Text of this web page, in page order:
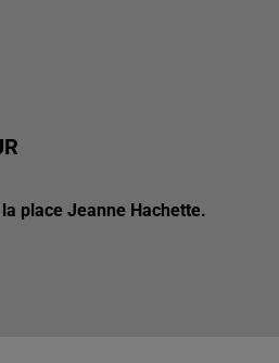
place Jeanne Hachette.